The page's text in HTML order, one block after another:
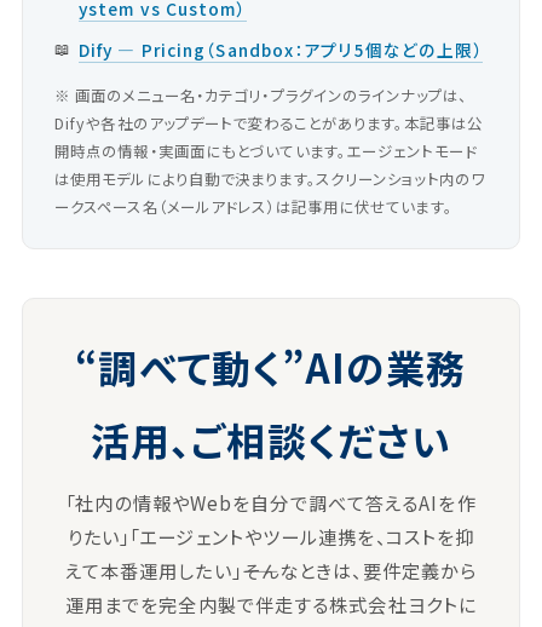
ystem vs Custom）
Dify — Pricing（Sandbox：アプリ5個などの上限）
※ 画面のメニュー名・カテゴリ・プラグインのラインナップは、
Difyや各社のアップデートで変わることがあります。本記事は公
開時点の情報・実画面にもとづいています。エージェントモード
は使用モデルにより自動で決まります。スクリーンショット内のワ
ークスペース名（メールアドレス）は記事用に伏せています。
“調べて動く”AIの業務
活用、ご相談ください
「社内の情報やWebを自分で調べて答えるAIを作
りたい」「エージェントやツール連携を、コストを抑
えて本番運用したい」――そんなときは、要件定義から
運用までを完全内製で伴走する株式会社ヨクトに